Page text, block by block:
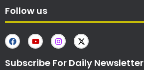
Follow us
Subscribe For Daily Newsletter